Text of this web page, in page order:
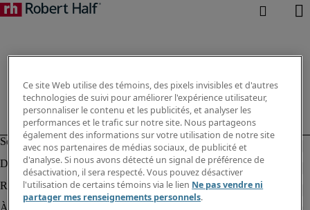
Ce site Web utilise des témoins, des pixels invisibles et d'autres
technologies de suivi pour améliorer l'expérience utilisateur,
personnaliser le contenu et les publicités, et analyser les
performances et le trafic sur notre site. Nous partageons
également des informations sur votre utilisation de notre site
avec nos partenaires de médias sociaux, de publicité et
d'analyse. Si nous avons détecté un signal de préférence de
désactivation, il sera respecté. Vous pouvez désactiver
l'utilisation de certains témoins via le lien Ne pas vendre ni
partager mes renseignements personnels.